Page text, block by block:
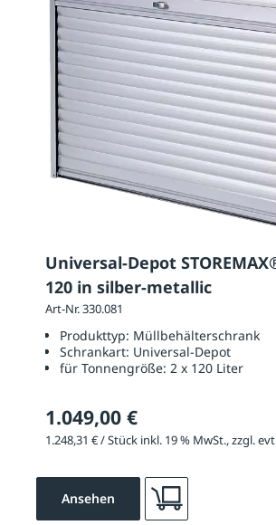
Universal-Depot
120 in silber-metallic
Art-Nr. 330.081
Produkttyp: Müllbehälterschrank
Schrankart: Universal-Depot
für Tonnengröße: 2 x 120 Liter
1.049,00 €
Ansehen